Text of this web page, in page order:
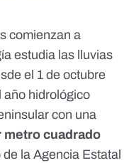
comienzan a
estudia las lluvias
el 1 de octubre
año hidrológico
con una
cuadrado
la Agencia Estatal